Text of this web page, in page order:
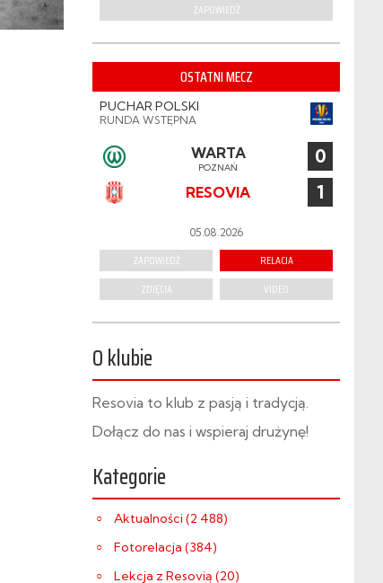
ZAPOWIEDŹ
OSTATNI MECZ
PUCHAR POLSKI
RUNDA WSTĘPNA
WARTA
POZNAŃ 0
RESOVIA 1
05.08.2026
ZAPOWIEDŹ
RELACJA
ZDJĘCIA
VIDEO
O klubie
Resovia to klub z pasją i tradycją.
Dołącz do nas i wspieraj drużynę!
Kategorie
Aktualności (2 488)
Fotorelacja (384)
Lekcja z Resovią (20)